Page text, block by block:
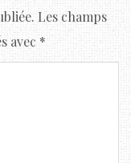
Les champs
avec*